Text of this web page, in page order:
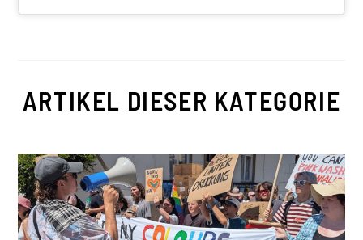
ARTIKEL DIESER KATEGORIE